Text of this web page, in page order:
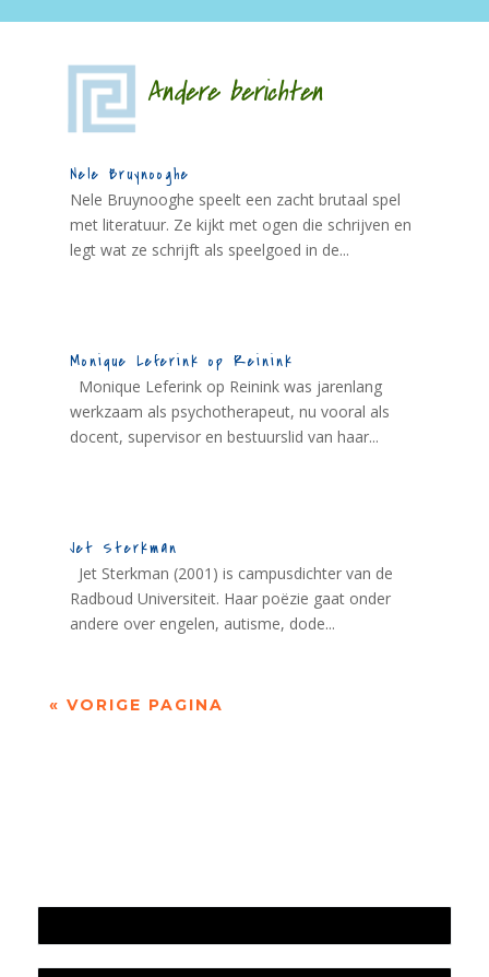
Andere berichten
Nele Bruynooghe
Nele Bruynooghe speelt een zacht brutaal spel
met literatuur. Ze kijkt met ogen die schrijven en
legt wat ze schrijft als speelgoed in de...
Monique Leferink op Reinink
Monique Leferink op Reinink was jarenlang
werkzaam als psychotherapeut, nu vooral als
docent, supervisor en bestuurslid van haar...
Jet Sterkman
Jet Sterkman (2001) is campusdichter van de
Radboud Universiteit. Haar poëzie gaat onder
andere over engelen, autisme, dode...
« VORIGE PAGINA